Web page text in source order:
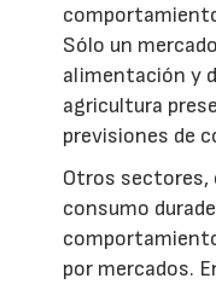
Sólo un
alimentación y
agricultura
previsiones de
Otros sectores,
consumo
por mercados.